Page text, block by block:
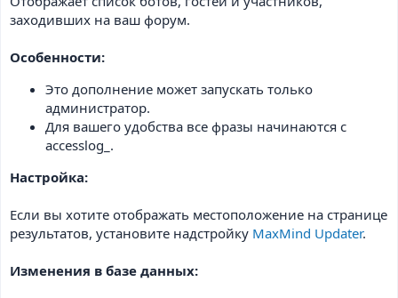
заходивших на ваш форум.
Особенности:
Это дополнение может запускать только
администратор.
Для вашего удобства все фразы начинаются с
accesslog_.
Настройка:
Если вы хотите отображать местоположение на странице
результатов, установите надстройку MaxMind Updater.
Изменения в базе данных: